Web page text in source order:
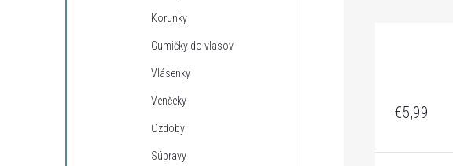
Korunky
Gumičky do vlasov
Vlásenky
Venčeky
Ozdoby
Súpravy
€5,99